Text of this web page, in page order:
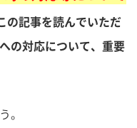
の記事を読んでいただ
の対応について、重要
。